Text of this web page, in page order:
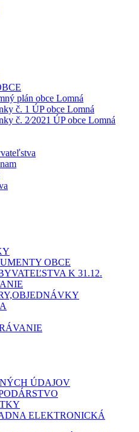
plán obce Lomná
č. 1 ÚP obce Lomná
č. 2⁄2021 ÚP obce Lomná
OBCE
K 31.12.
ÚDAJOV
ELEKTRONICKÁ